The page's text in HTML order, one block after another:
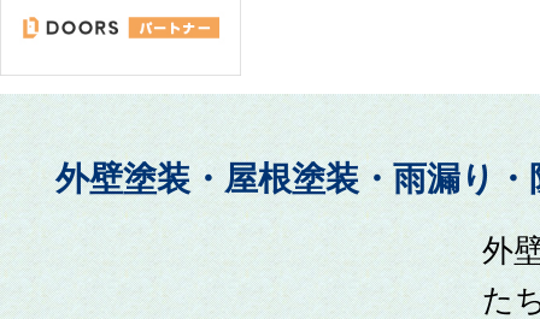
外壁塗装・屋根塗装・雨漏り
外
た